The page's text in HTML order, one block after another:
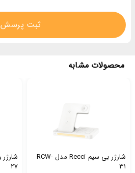
ثبت پرسش
محصولات مشابه
شارژر بی سیم Recci مدل RCW-
31
27